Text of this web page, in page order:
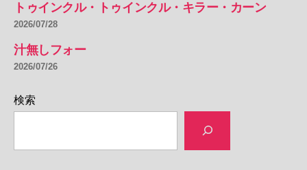
トゥインクル・トゥインクル・キラー・カーン
2026/07/28
汁無しフォー
2026/07/26
検索